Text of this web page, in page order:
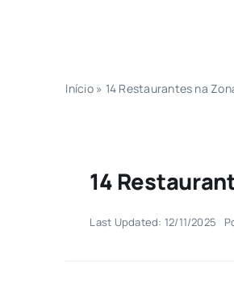
Início» 14 Restaurantes na
14
Last Updated: 12/11/2025